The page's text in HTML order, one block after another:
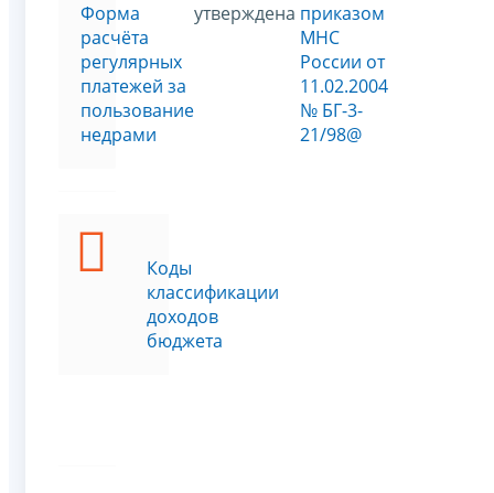
Форма
расчёта
регулярных
платежей за
пользование
недрами
утверждена приказом
МНС
России от
11.02.2004
№ БГ-3-
21/98@
Коды
классификации
доходов
бюджета